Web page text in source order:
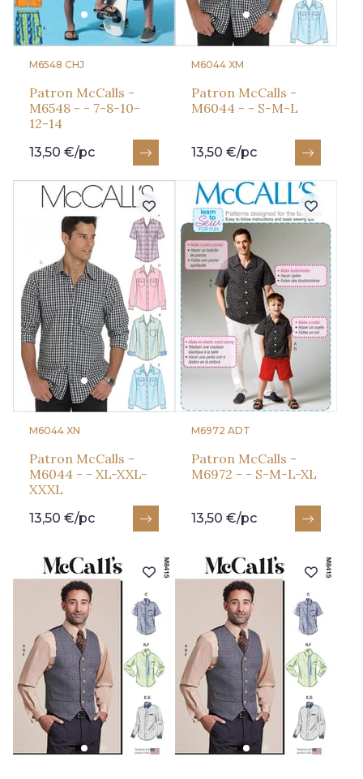
M6548 CHJ
Patron McCalls -
M6548 - - 7-8-10-
12-14
13,50 €/pc
M6044 XM
Patron McCalls -
M6044 - - S-M-L
13,50 €/pc
M6044 XN
Patron McCalls -
M6044 - - XL-XXL-
XXXL
13,50 €/pc
M6972 ADT
Patron McCalls -
M6972 - - S-M-L-XL
13,50 €/pc